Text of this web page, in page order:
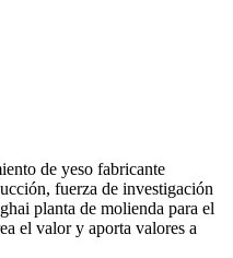
de yeso fabricante
fuerza de investigación
planta de molienda para el
el valor y aporta valores a